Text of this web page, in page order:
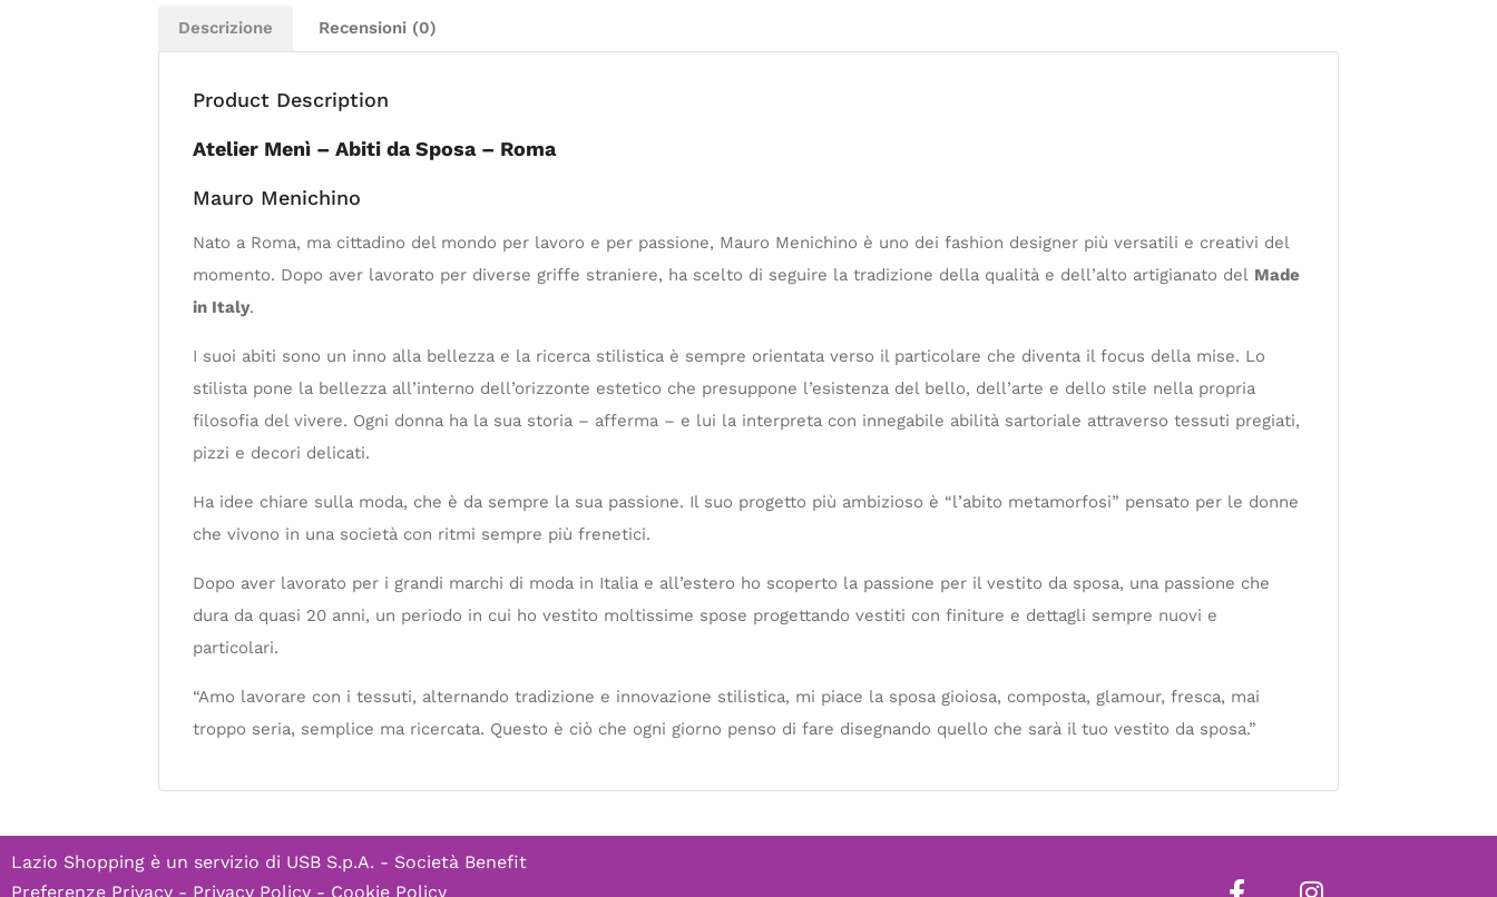
Descrizione Recensioni (0)
Product Description
Atelier Menì – Abiti da Sposa – Roma
Mauro Menichino
Nato a Roma, ma cittadino del mondo per lavoro e per passione, Mauro Menichino è uno dei fashion designer più versatili e creativi del
momento. Dopo aver lavorato per diverse griffe straniere, ha scelto di seguire la tradizione della qualità e dell’alto artigianato del Made
in Italy.
I suoi abiti sono un inno alla bellezza e la ricerca stilistica è sempre orientata verso il particolare che diventa il focus della mise. Lo
stilista pone la bellezza all’interno dell’orizzonte estetico che presuppone l’esistenza del bello, dell’arte e dello stile nella propria
filosofia del vivere. Ogni donna ha la sua storia – afferma – e lui la interpreta con innegabile abilità sartoriale attraverso tessuti pregiati,
pizzi e decori delicati.
Ha idee chiare sulla moda, che è da sempre la sua passione. Il suo progetto più ambizioso è “l’abito metamorfosi” pensato per le donne
che vivono in una società con ritmi sempre più frenetici.
Dopo aver lavorato per i grandi marchi di moda in Italia e all’estero ho scoperto la passione per il vestito da sposa, una passione che
dura da quasi 20 anni, un periodo in cui ho vestito moltissime spose progettando vestiti con finiture e dettagli sempre nuovi e
particolari.
“Amo lavorare con i tessuti, alternando tradizione e innovazione stilistica, mi piace la sposa gioiosa, composta, glamour, fresca, mai
troppo seria, semplice ma ricercata. Questo è ciò che ogni giorno penso di fare disegnando quello che sarà il tuo vestito da sposa.”
Lazio Shopping è un servizio di USB S.p.A. - Società Benefit
Preferenze Privacy - Privacy Policy - Cookie Policy